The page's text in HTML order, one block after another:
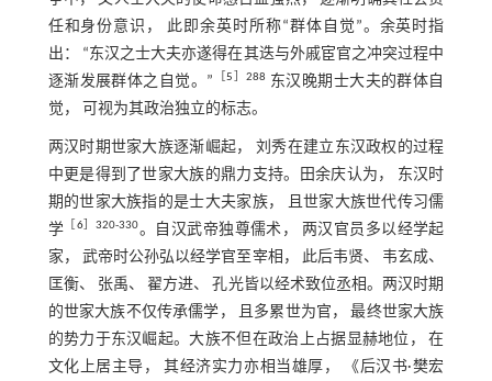
任和身份意识， 此即余英时所称“群体自觉”。余英时指
出： “东汉之士大夫亦遂得在其迭与外戚宦官之冲突过程中
逐渐发展群体之自觉。”
［5 ］288
东汉晚期士大夫的群体自
觉， 可视为其政治独立的标志。
两汉时期世家大族逐渐崛起， 刘秀在建立东汉政权的过程
中更是得到了世家大族的鼎力支持。田余庆认为， 东汉时
期的世家大族指的是士大夫家族， 且世家大族世代传习儒
学
6］320-330。自汉武帝独尊儒术， 两汉官员多以经学起
家， 武帝时公孙弘以经学官至宰相， 此后韦贤、 韦玄成、
匡衡、 张禹、 翟方进、 孔光皆以经术致位丞相。两汉时期
的世家大族不仅传承儒学， 且多累世为官， 最终世家大族
的势力于东汉崛起。大族不但在政治上占据显赫地位， 在
文化上居主导， 其经济实力亦相当雄厚， 《后汉书·樊宏